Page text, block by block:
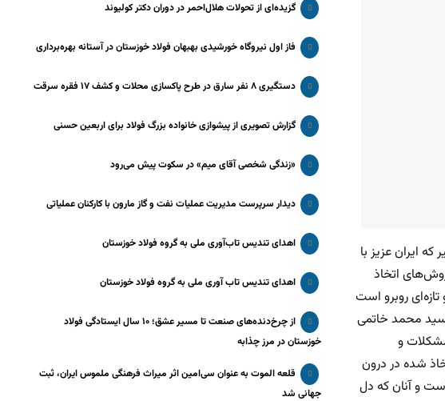
ایران عزیز با
اتخاذ
روبرو است
محمد خاتمی
و
شده در درون
و آنان که دل
گزیده‌ای از تحولات هلال‌احمر در دوران دکتر کولیوند
فاز اول نیروگاه خورشیدی بهبهان فولاد خوزستان در آستانه بهره‌برداری
دستگیری ۸ نفر سارق در طرح پاکسازی محلات و کشف ۱۷ فقره سرقت
گزارش تصویری از پیشوازی خانواده بزرگ فولاد برای اربعین حسنی
«زندگی شخصی آقای میم» در سکوت پیش می‌رود
دیدار سرپرست مدیریت عملیات نفت و گاز مارون با کارکنان عملیاتی
اهدای تندیس تاب‌آوری ملی به گروه فولاد خوزستان
اهدای تندیس تاب آوری ملی به گروه فولاد خوزستان
از چرخ‌دنده‌های صنعت تا مسیر عشق؛ ۱۰ سال ایستادگی فولاد
خوزستان در مرز چذابه
قلعه الموت به عنوان سی‌امین اثر میراث‌ فرهنگی ملموس ایران، ثبت
جهانی شد